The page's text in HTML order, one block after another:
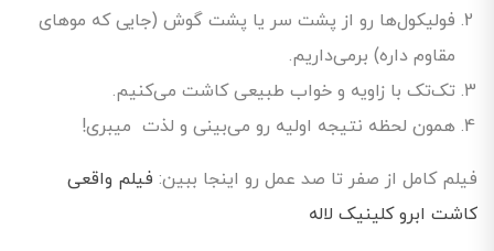
فولیکول‌ها رو از پشت سر یا پشت گوش (جایی که موهای
مقاوم داره) برمی‌داریم.
تک‌تک با زاویه و خواب طبیعی کاشت می‌کنیم.
همون لحظه نتیجه اولیه رو می‌بینی و لذت میبری!
فیلم کامل از صفر تا صد عمل رو اینجا ببین: فیلم واقعی
کاشت ابرو کلینیک لاله